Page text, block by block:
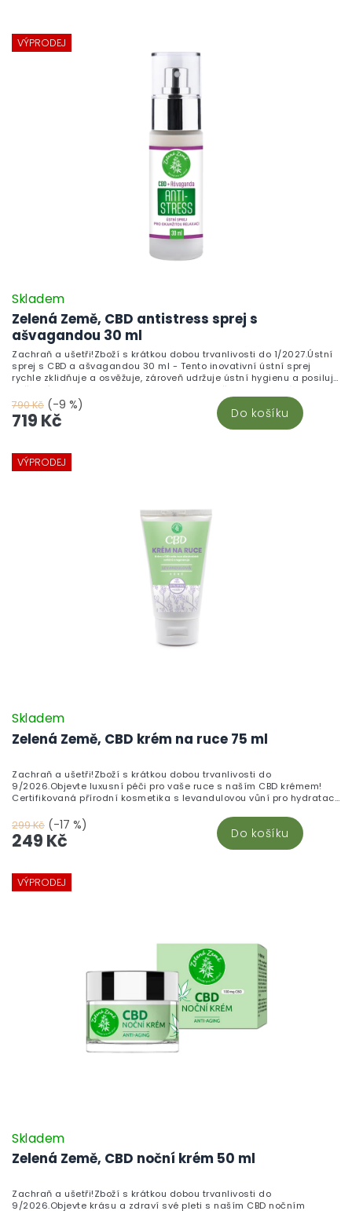
VÝPRODEJ
Zelená Země, CBD antistress sprej s
ašvagandou 30 ml
Skladem
790 Kč (-9 %)
719 Kč Do košíku
Zachraň a ušetři!Zboží s krátkou dobou trvanlivosti do 1/2027.Ústní
sprej s CBD a ašvagandou 30 ml - Tento inovativní ústní sprej
rychle zklidňuje a osvěžuje, zároveň udržuje ústní hygienu a posiluje
duševní pohodu. Obsahuje 600 mg CBD a ašvagandu, známou
svými adaptogenními vlastnostmi. Ideální pro každodenní péči,
jednoduché dávkování s cca 220 střiky na lahvičku.
VÝPRODEJ
Zelená Země, CBD krém na ruce 75 ml
Skladem
299 Kč (-17 %)
249 Kč Do košíku
Zachraň a ušetři!Zboží s krátkou dobou trvanlivosti do
9/2026.Objevte luxusní péči pro vaše ruce s naším CBD krémem!
Certifikovaná přírodní kosmetika s levandulovou vůní pro hydrataci
VÝPRODEJ
Zelená Země, CBD noční krém 50 ml
Skladem
Zachraň a ušetři!Zboží s krátkou dobou trvanlivosti do
9/2026.Objevte krásu a zdraví své pleti s naším CBD nočním